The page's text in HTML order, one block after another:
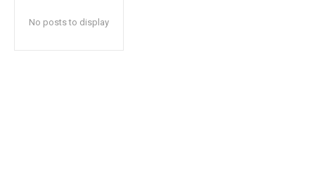
No posts to display